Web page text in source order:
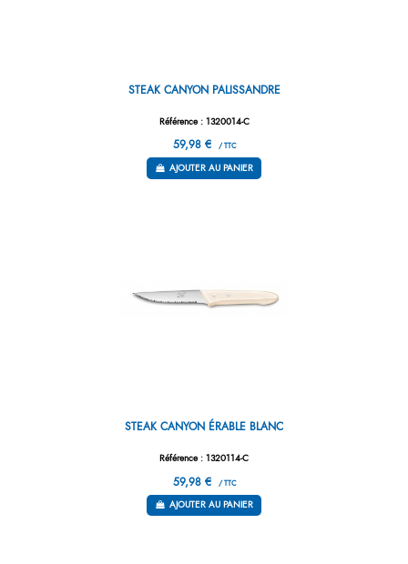
STEAK CANYON PALISSANDRE
Référence : 1320014-C
59,98 € / TTC
AJOUTER AU PANIER
STEAK CANYON ÉRABLE BLANC
Référence : 1320114-C
59,98 € / TTC
AJOUTER AU PANIER